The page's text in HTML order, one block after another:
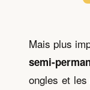
Mais plus
semi-
ongles et